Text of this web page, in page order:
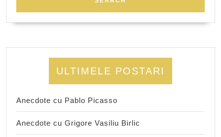
ULTIMELE POSTARI
Anecdote cu Pablo Picasso
Anecdote cu Grigore Vasiliu Birlic